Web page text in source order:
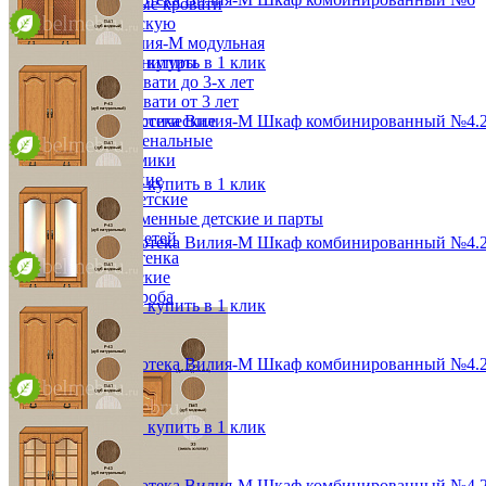
Двухъярусные кровати
Декор в детскую
Детская Вилия-М модульная
Детские гарнитуры
Детские кровати до 3-х лет
Детские кровати от 3 лет
Комоды классические
Комоды пеленальные
Кровати домики
Полки детские
Стеллажи детские
Столы письменные детские и парты
Тумбы для детей
Шведская стенка
Шкафы детские
Ящики и короба
от 39 996 ₽
48,2х190х36,8 см
В корзину
Быстро купить в 1 клик
Модульная библиотека Вилия-М Шкаф комбинированный
от 84 576 ₽
96,4х190х36,8 см
В корзину
Быстро купить в 1 клик
Модульная библиотека Вилия-М Шкаф комбинированный
от 78 552 ₽
96,4х190х36,8 см
В корзину
Быстро купить в 1 клик
Модульная библиотека Вилия-М Шкаф комбинированный
от 80 988 ₽
96,4х190х36,8 см
В корзину
Быстро купить в 1 клик